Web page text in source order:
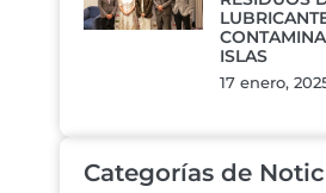
ISLAS
17 enero,
Categorías de